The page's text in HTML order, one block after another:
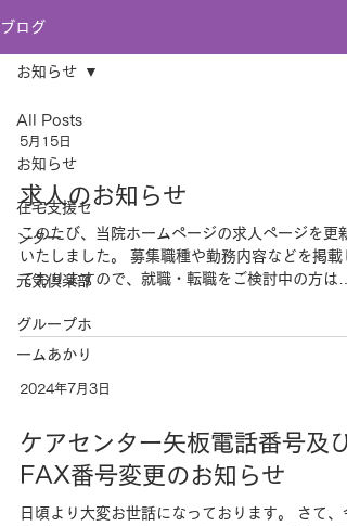
ブログ
All Posts
お知らせ
在宅支援セ
ンター
元気倶楽部
グループホ
ームあかり
お知らせ
5月15日
求人のお知らせ
このたび、当院ホームページの求人ページを更新
いたしました。 募集職種や勤務内容などを掲載
ておりますので、就職・転職をご検討中の方はぜ
ホーム) ・介護職(元気倶楽部) ■ 詳細 勤務時間・
給与・待遇などの詳細は、こちら ●見学も随時受け
い。
2024年7月3日
ケアセンター矢板電話番号及び
FAX番号変更のお知らせ
日頃より大変お世話になっております。 さて、